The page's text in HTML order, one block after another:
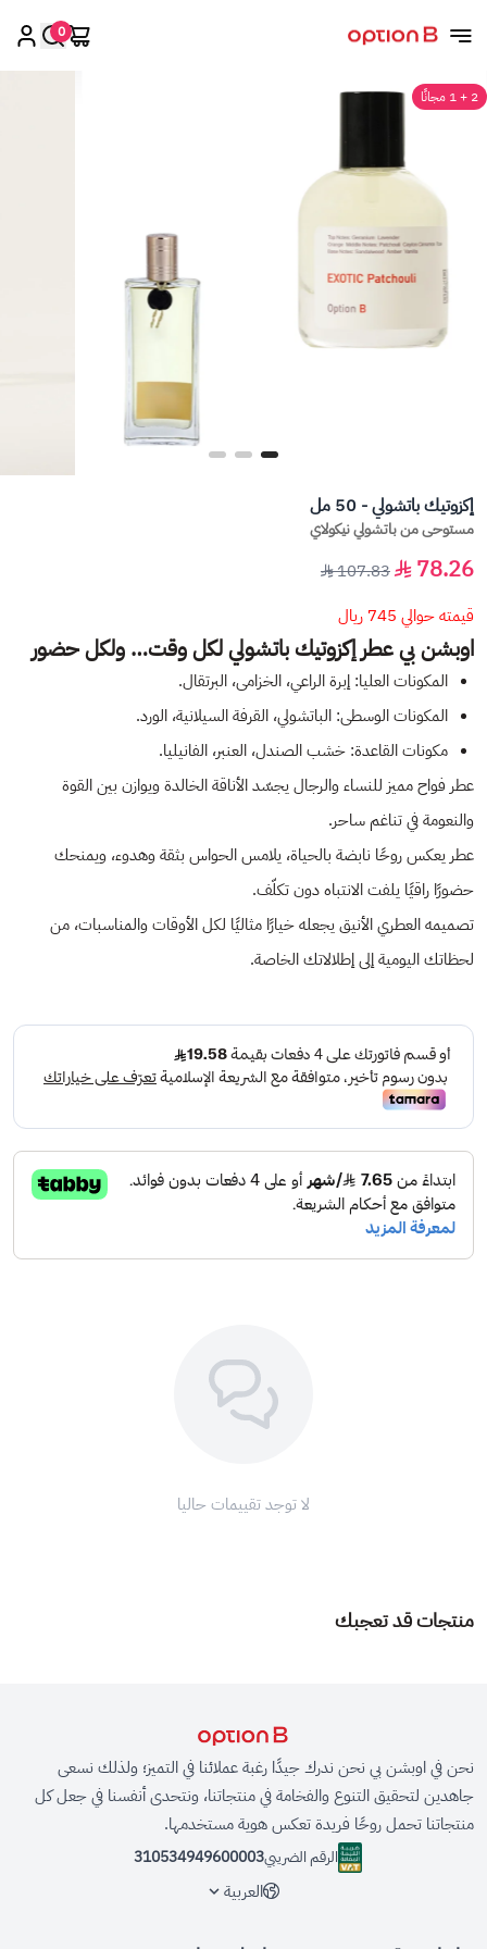
اوبشن بي
0
2 + 1 مجانًا
إكزوتيك باتشولي - 50 مل
مستوحى من باتشولي نيكولاي
78.26
107.83
قيمته حوالي 745 ريال
اوبشن بي عطر إكزوتيك باتشولي لكل وقت… ولكل حضور
المكونات العليا: إبرة الراعي، الخزامى، البرتقال.
المكونات الوسطى: الباتشولي، القرفة السيلانية، الورد.
مكونات القاعدة: خشب الصندل، العنبر، الفانيليا.
عطر فواح مميز للنساء والرجال يجسّد الأناقة الخالدة ويوازن بين القوة
والنعومة في تناغم ساحر.
عطر يعكس روحًا نابضة بالحياة، يلامس الحواس بثقة وهدوء، ويمنحك
حضورًا راقيًا يلفت الانتباه دون تكلّف.
تصميمه العطري الأنيق يجعله خيارًا مثاليًا لكل الأوقات والمناسبات، من
لحظاتك اليومية إلى إطلالاتك الخاصة.
لا توجد تقييمات حاليا
منتجات قد تعجبك
نحن في اوبشن بي نحن ندرك جيدًا رغبة عملائنا في التميز؛ ولذلك نسعى
جاهدين لتحقيق التنوع والفخامة في منتجاتنا، ونتحدى أنفسنا في جعل كل
منتجاتنا تحمل روحًا فريدة تعكس هوية مستخدمها.
الرقم الضريبي310534949600003
العربية